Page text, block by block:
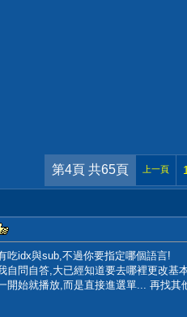
第4頁 共65頁 上一頁
吃idx與sub,不過你要指定哪個語言!
自問自答,大已經知道要去哪裡更改基
開始就播放,而是直接進選單... 再找其